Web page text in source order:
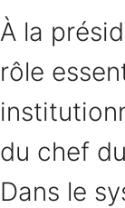
À la
rôle
du chef
Dans le